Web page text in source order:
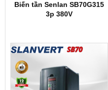
Biến tần Senlan SB70G315
3p 380V